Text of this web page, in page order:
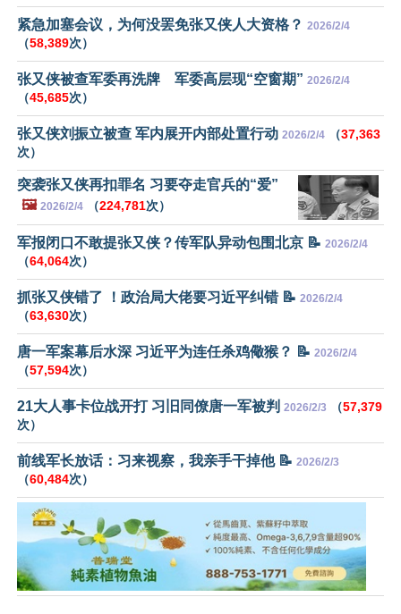
紧急加塞会议，为何没罢免张又侠人大资格？ 2026/2/4
（58,389次）
张又侠被查军委再洗牌 军委高层现“空窗期” 2026/2/4
（45,685次）
张又侠刘振立被查 军内展开内部处置行动 2026/2/4 （37,363
次）
突袭张又侠再扣罪名 习要夺走官兵的“爱”
🖼️ 2026/2/4 （224,781次）
军报闭口不敢提张又侠？传军队异动包围北京 📝 2026/2/4
（64,064次）
抓张又侠错了 ！政治局大佬要习近平纠错 📝 2026/2/4
（63,630次）
唐一军案幕后水深 习近平为连任杀鸡儆猴？ 📝 2026/2/4
（57,594次）
21大人事卡位战开打 习旧同僚唐一军被判 2026/2/3 （57,379
次）
前线军长放话：习来视察，我亲手干掉他 📝 2026/2/3
（60,484次）